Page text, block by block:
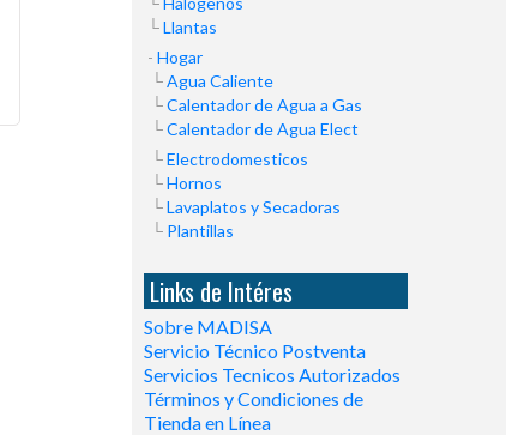
Llantas
Hogar
Agua Caliente
Calentador de Agua a Gas
Calentador de Agua Elect
Electrodomesticos
Hornos
Lavaplatos y Secadoras
Plantillas
Links de Intéres
Sobre MADISA
Servicio Técnico Postventa
Servicios Tecnicos Autorizados
Términos y Condiciones de
Tienda en Línea